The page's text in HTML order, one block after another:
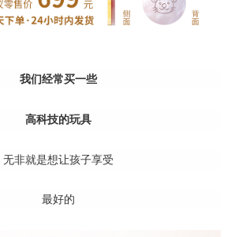
我们经常买一些
高科技的玩具
无非就是想让孩子享受
最好的